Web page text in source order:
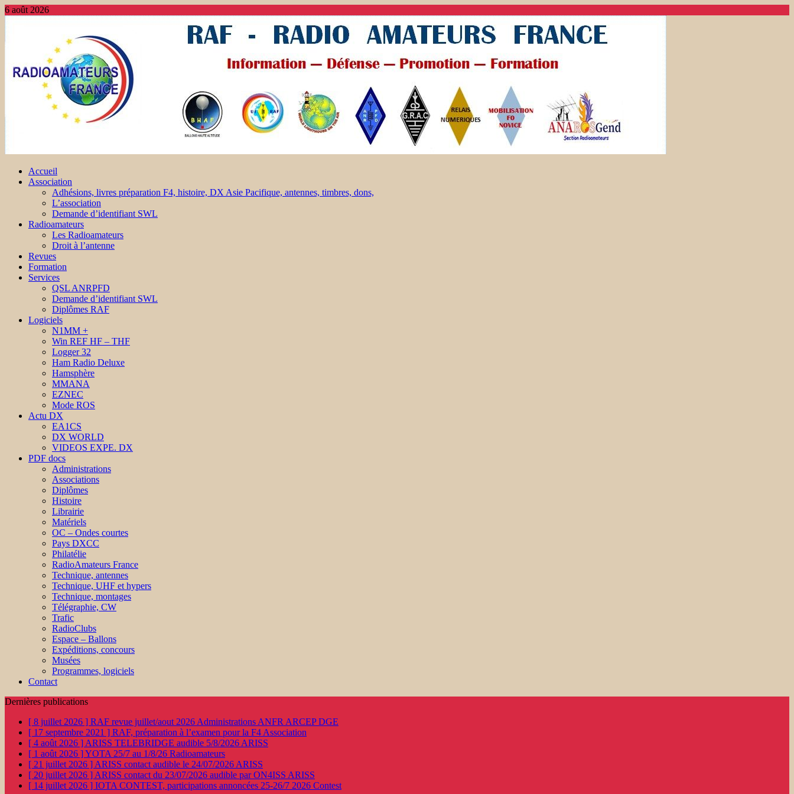
6 août 2026
Accueil
Association
Adhésions, livres préparation F4, histoire, DX Asie Pacifique, antennes, timbres, dons,
L’association
Demande d’identifiant SWL
Radioamateurs
Les Radioamateurs
Droit à l’antenne
Revues
Formation
Services
QSL ANRPFD
Demande d’identifiant SWL
Diplômes RAF
Logiciels
N1MM +
Win REF HF – THF
Logger 32
Ham Radio Deluxe
Hamsphère
MMANA
EZNEC
Mode ROS
Actu DX
EA1CS
DX WORLD
VIDEOS EXPE. DX
PDF docs
Administrations
Associations
Diplômes
Histoire
Librairie
Matériels
OC – Ondes courtes
Pays DXCC
Philatélie
RadioAmateurs France
Technique, antennes
Technique, UHF et hypers
Technique, montages
Télégraphie, CW
Trafic
RadioClubs
Espace – Ballons
Expéditions, concours
Musées
Programmes, logiciels
Contact
Dernières publications
[ 8 juillet 2026 ] RAF revue juillet/aout 2026 Administrations ANFR ARCEP DGE
[ 17 septembre 2021 ] RAF, préparation à l’examen pour la F4 Association
[ 4 août 2026 ] ARISS TELEBRIDGE audible 5/8/2026 ARISS
[ 1 août 2026 ]YOTA 25/7 au 1/8/26 Radioamateurs
[ 21 juillet 2026 ] ARISS contact audible le 24/07/2026 ARISS
[ 20 juillet 2026 ] ARISS contact du 23/07/2026 audible par ON4ISS ARISS
[ 14 juillet 2026 ] IOTA CONTEST, participations annoncées 25-26/7 2026 Contest